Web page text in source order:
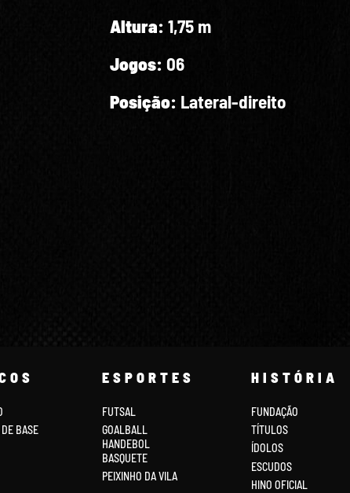
Altura: 1,75 m
Jogos: 06
Posição: Lateral-direito
DE BASE
ESPORTES
FUTSAL
GOALBALL
HANDEBOL
BASQUETE
PEIXINHO DA VILA
HISTÓRIA
FUNDAÇÃO
TÍTULOS
ÍDOLOS
ESCUDOS
HINO OFICIAL